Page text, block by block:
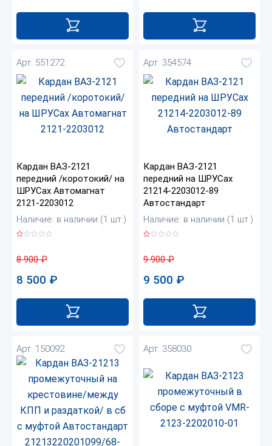
Арт. 551272
Кардан ВАЗ-2121
передний /коротокий/ на
ШРУСах Автомагнат
2121-2203012
Наличие: в наличии (1 шт.)
8 900₽
8 500 ₽
Арт. 354574
Кардан ВАЗ-2121
передний на ШРУСах
21214-2203012-89
Автостандарт
Наличие: в наличии (1 шт.)
9 900₽
9 500 ₽
Арт. 150092 Арт. 358030